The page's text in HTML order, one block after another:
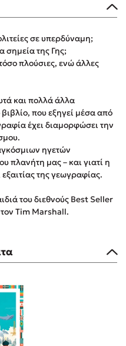
σε υπερδύναµη;
σημεία της Γης;
πλούσιες, ενώ άλλες
και πολλά άλλα
που εξηγεί μέσα από
έχει διαμορφώσει την
ηγετών
πλανήτη μας – και γιατί η
της γεωγραφίας.
του διεθνούς Best Seller
Tim Marshall.